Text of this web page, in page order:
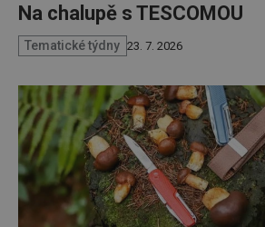
Na chalupě s TESCOMOU
Tematické týdny 23. 7. 2026